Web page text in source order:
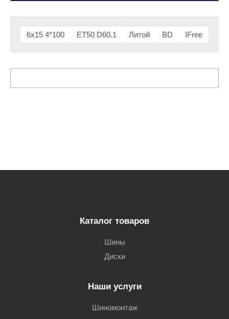
6x15 4*100 ET50 D60.1 Литой BD IFree
Каталог товаров
Шины
Диски
Наши услуги
Шиномонтаж